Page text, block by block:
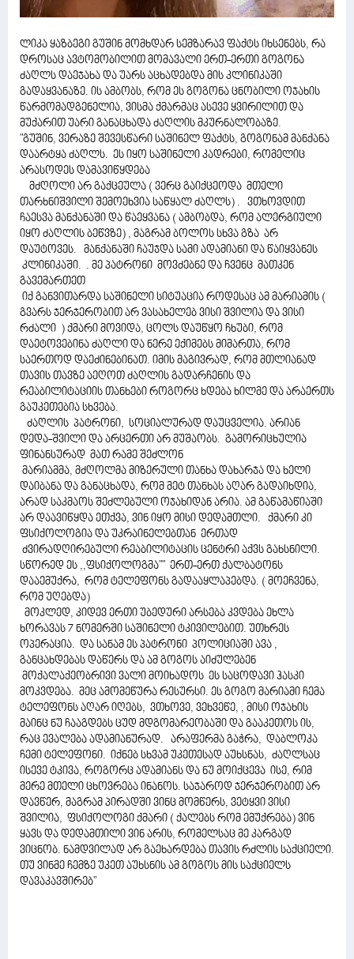
ლიკა ყაზბეგი გუშინ მომხდარ სემზარავ ფაქტს იხსენებს, რა
დროსაც ავტომობილით მომავალი ერთ-ერთი გოგონა
ძაღლს დაეჯახა და უარს აცხადებდა მის კლინიკაში
გადაყვანაზე. ის ამბობს, რომ ეს გოგონა ცნობილი ოჯახის
წარმომადგენელია, ვისმა ქმარმაც ასევე ყვირილით და
მუქარით უარი განაცხადა ძაღლის მკურნალობაზე.
"გუშინ, ვერაზე შევესწარი საშინელ ფაქტს, გოგონამ მანქანა
დაარტყა ძაღლს. ეს იყო საშინელი კადრები, რომელიც
არასოდეს დამავიწყდება
მძღოლი არ გაქცეულა ( ვერც გაიქცეოდა მთელი
თარხნიშვილი შემოეხვია საწყალ ძაღლს) . ვთხოვდით
ჩაესვა მანქანაში და წაეყვანა ( ამბობდა, რომ ალერგიული
იყო ძაღლის ბეწვზე) , მაგრამ ბოლოს სხვა გზა არ
დაუტოვეს. მანქანაში ჩაუჯდა სამი ადამიანი და წაიყვანეს
კლინიკაში. . მე პატრონი მოვძებნე და ჩვენც მათკენ
გავემართეთ
იქ განვითარდა საშინელი სიტუაცია როდესაც ამ მარიამის (
გვარს ჯერჯერობით არ ვასახელებ ვისი შვილია და ვისი
რძალი ) ქმარი მოვიდა, ცოლს დაუწყო ჩხუბი, რომ
დაეტოვებინა ძაღლი და ნერე ექიმებს მიმართა, რომ
საერთოდ დაეძინებინათ. იმის მაგივრად, რომ მთლიანად
თავის თავზე აეღოთ ძაღლის გადარჩენის და
რეაბილიტაციის თანხები როგორც ხდება ხილმე და არაერთს
გაუკეთებია სხვება.
ძაღლის პატრონი, სოციალურად დაუცველია. არიან
დედა-შვილი და არცერთი არ მუშაობს. გამორიცხულია
ფინანსურად მათ რამე შეძლონ
მარიამმა, მძღოლმა მიზერული თანხა დახარჯა და ხელი
დაიბანა და განაცხადა, რომ მეტ თანხას აღარ გადაიხდია,
არად საკმაოს შეძლებული ოჯახიდან არია. ამ გაწამაწიაში
არ დაავიწყდა ეთქვა, ვინ იყო მისი დედამთლი. ქმარი კი
ფსიქოლოგია და უკრაინელებთან ერთად
ძვირადღირებული რეაბილიტაცის ცენტრი აქვს გახსნილი.
სწორედ ეს ,,ფსიქოლოგმა"" ერთ-ერთ ქალბატონს
დააემუქრა, რომ ტელეფონს გადააყლაპებდა. ( მოეჩვენა,
რომ უღებდა)
მოკლედ, კიდევ ერთი უბედური არსება კვდება ეხლა
ხორავას 7 ნომერში საშინელი ტკივილებით. უთხრეს
ოპერაცია. და სანამ ეს პატრონი პოლიციაში ავა ,
განცახდებას დაწერს და ამ გოგოს აიძულებენ
მოქალაქეობრივი ვალი მოიხადოს ეს საცოდავი ჰასკი
მოკვდება. მეც ამომეწურა რესურსი. ეს გოგო მარიამი ჩემა
ტელეფონს აღარ იღებს, ვთხოვე, ვეხვეწე, , მისი ოჯახის
მაინც ნუ ჩააგდებს ცუდ მდგომარეობაში და გააკეთოს ის,
რაც ევალება ადამიანურად. არაფერმა გაჭრა, დაბლოკა
ჩემი ტელეფონი. იქნებ სხვამ უკეთესად აუხსნას, ძაღლსაც
ისევე ტკივა, როგორც ადამიანს და ნუ მოიქცევა ისე, რიმ
მერე მთელი ცხოვრება ინანოს. საჯაროდ ჯერჯერობით არ
დავწერ, მაგრამ პირადში ვინც მომწერს, ვეტყვი ვისი
შვილია, ფსიქოლოგი ქმარი ( ქალებს რომ ემუქრება) ვინ
ყავს და დედამთილი ვინ არის, რომელსაც მე კარგად
ვიცნობ. ნამდვილად არ გაეხარდება თავის რძლის საქციელი.
თუ ვინმე ჩემზე უკეთ აუხსნის ამ გოგოს მის საქციელს
დავაკავშირებ"